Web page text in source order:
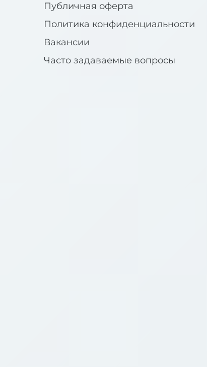
Публичная оферта
Политика конфиденциальности
Вакансии
Часто задаваемые вопросы